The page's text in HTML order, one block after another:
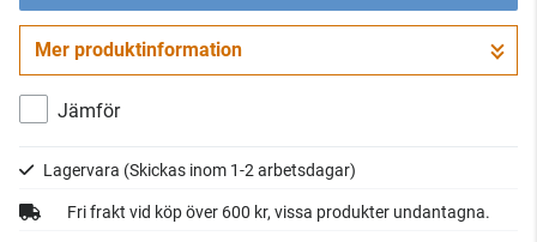
Gå till kassan
Mer produktinformation
Jämför
Lagervara (Skickas inom 1-2 arbetsdagar)
Fri frakt vid köp över 600 kr, vissa produkter undantagna.